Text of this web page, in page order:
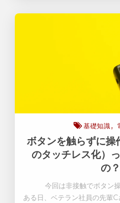
基礎知識
ボタンを触らずに操
のタッチレス化）
の？
今回は非接触でボタン
ある日、ベテラン社員の先輩